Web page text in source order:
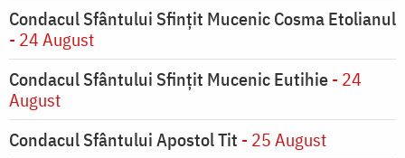
Condacul Sfântului Sfinţit Mucenic Cosma Etolianul
- 24 August
Condacul Sfântului Sfinţit Mucenic Eutihie- 24
August
Condacul Sfântului Apostol Tit - 25 August